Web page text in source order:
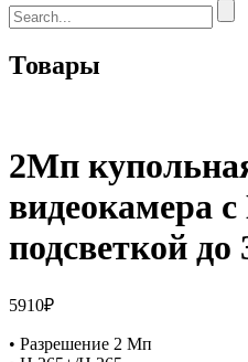
Товары
2Мп
видеокамера
подсветкой
5910₽
• Разрешение 2 Мп